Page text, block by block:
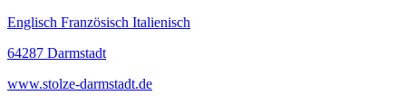
Englisch Französisch Italienisch
64287 Darmstadt
www.stolze-darmstadt.de